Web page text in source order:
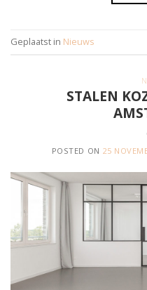
Geplaatst in Nieuws
STALEN
POSTED ON 25